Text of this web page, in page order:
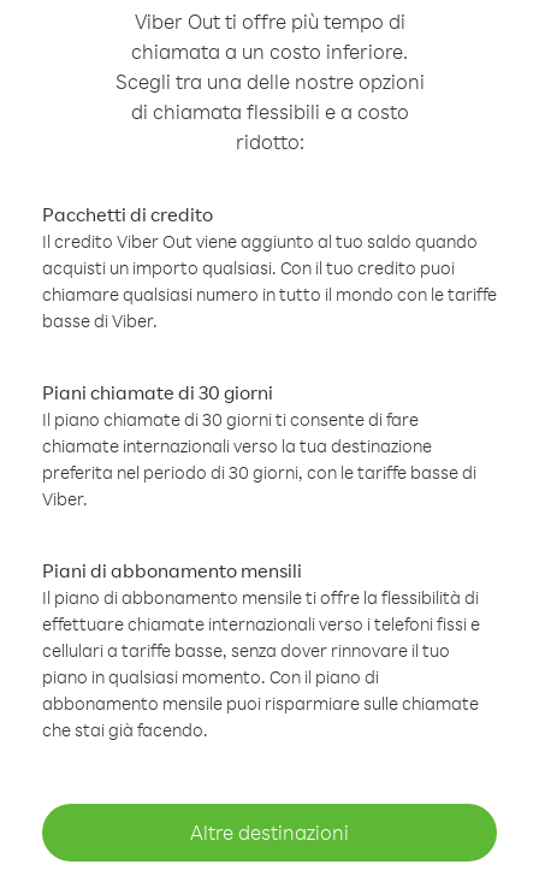
Viber Out ti offre più tempo di
chiamata a un costo inferiore.
Scegli tra una delle nostre opzioni
di chiamata flessibili e a costo
ridotto:
Pacchetti di credito
Il credito Viber Out viene aggiunto al tuo saldo quando
acquisti un importo qualsiasi. Con il tuo credito puoi
chiamare qualsiasi numero in tutto il mondo con le tariffe
basse di Viber.
Piani chiamate di 30 giorni
Il piano chiamate di 30 giorni ti consente di fare
chiamate internazionali verso la tua destinazione
preferita nel periodo di 30 giorni, con le tariffe basse di
Viber.
Piani di abbonamento mensili
Il piano di abbonamento mensile ti offre la flessibilità di
effettuare chiamate internazionali verso i telefoni fissi e
cellulari a tariffe basse, senza dover rinnovare il tuo
piano in qualsiasi momento. Con il piano di
abbonamento mensile puoi risparmiare sulle chiamate
che stai già facendo.
Altre destinazioni